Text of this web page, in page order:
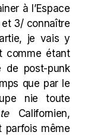
à l’Espace
3/ connaître
je vais y
comme étant
post-punk
que par le
nie toute
Californien,
parfois même